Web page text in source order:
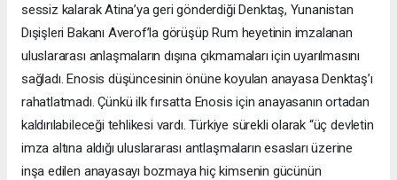
sessiz kalarak Atina’ya geri gönderdiği Denktaş, Yunanistan
Dışişleri Bakanı Averof’la görüşüp Rum heyetinin imzalanan
uluslararası anlaşmaların dışına çıkmamaları için uyarılmasını
sağladı. Enosis düşüncesinin önüne koyulan anayasa Denktaş’ı
rahatlatmadı. Çünkü ilk fırsatta Enosis için anayasanın ortadan
kaldırılabileceği tehlikesi vardı. Türkiye sürekli olarak “üç devletin
imza altına aldığı uluslararası antlaşmaların esasları üzerine
inşa edilen anayasayı bozmaya hiç kimsenin gücünün